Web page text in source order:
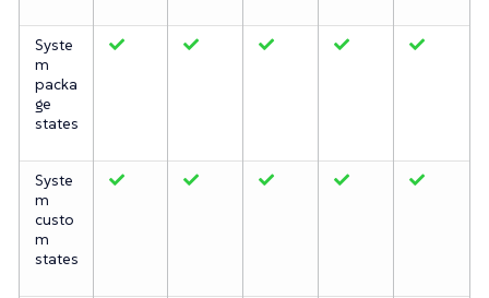
Syste
m
packa
ge
states
Syste
m
custo
m
states